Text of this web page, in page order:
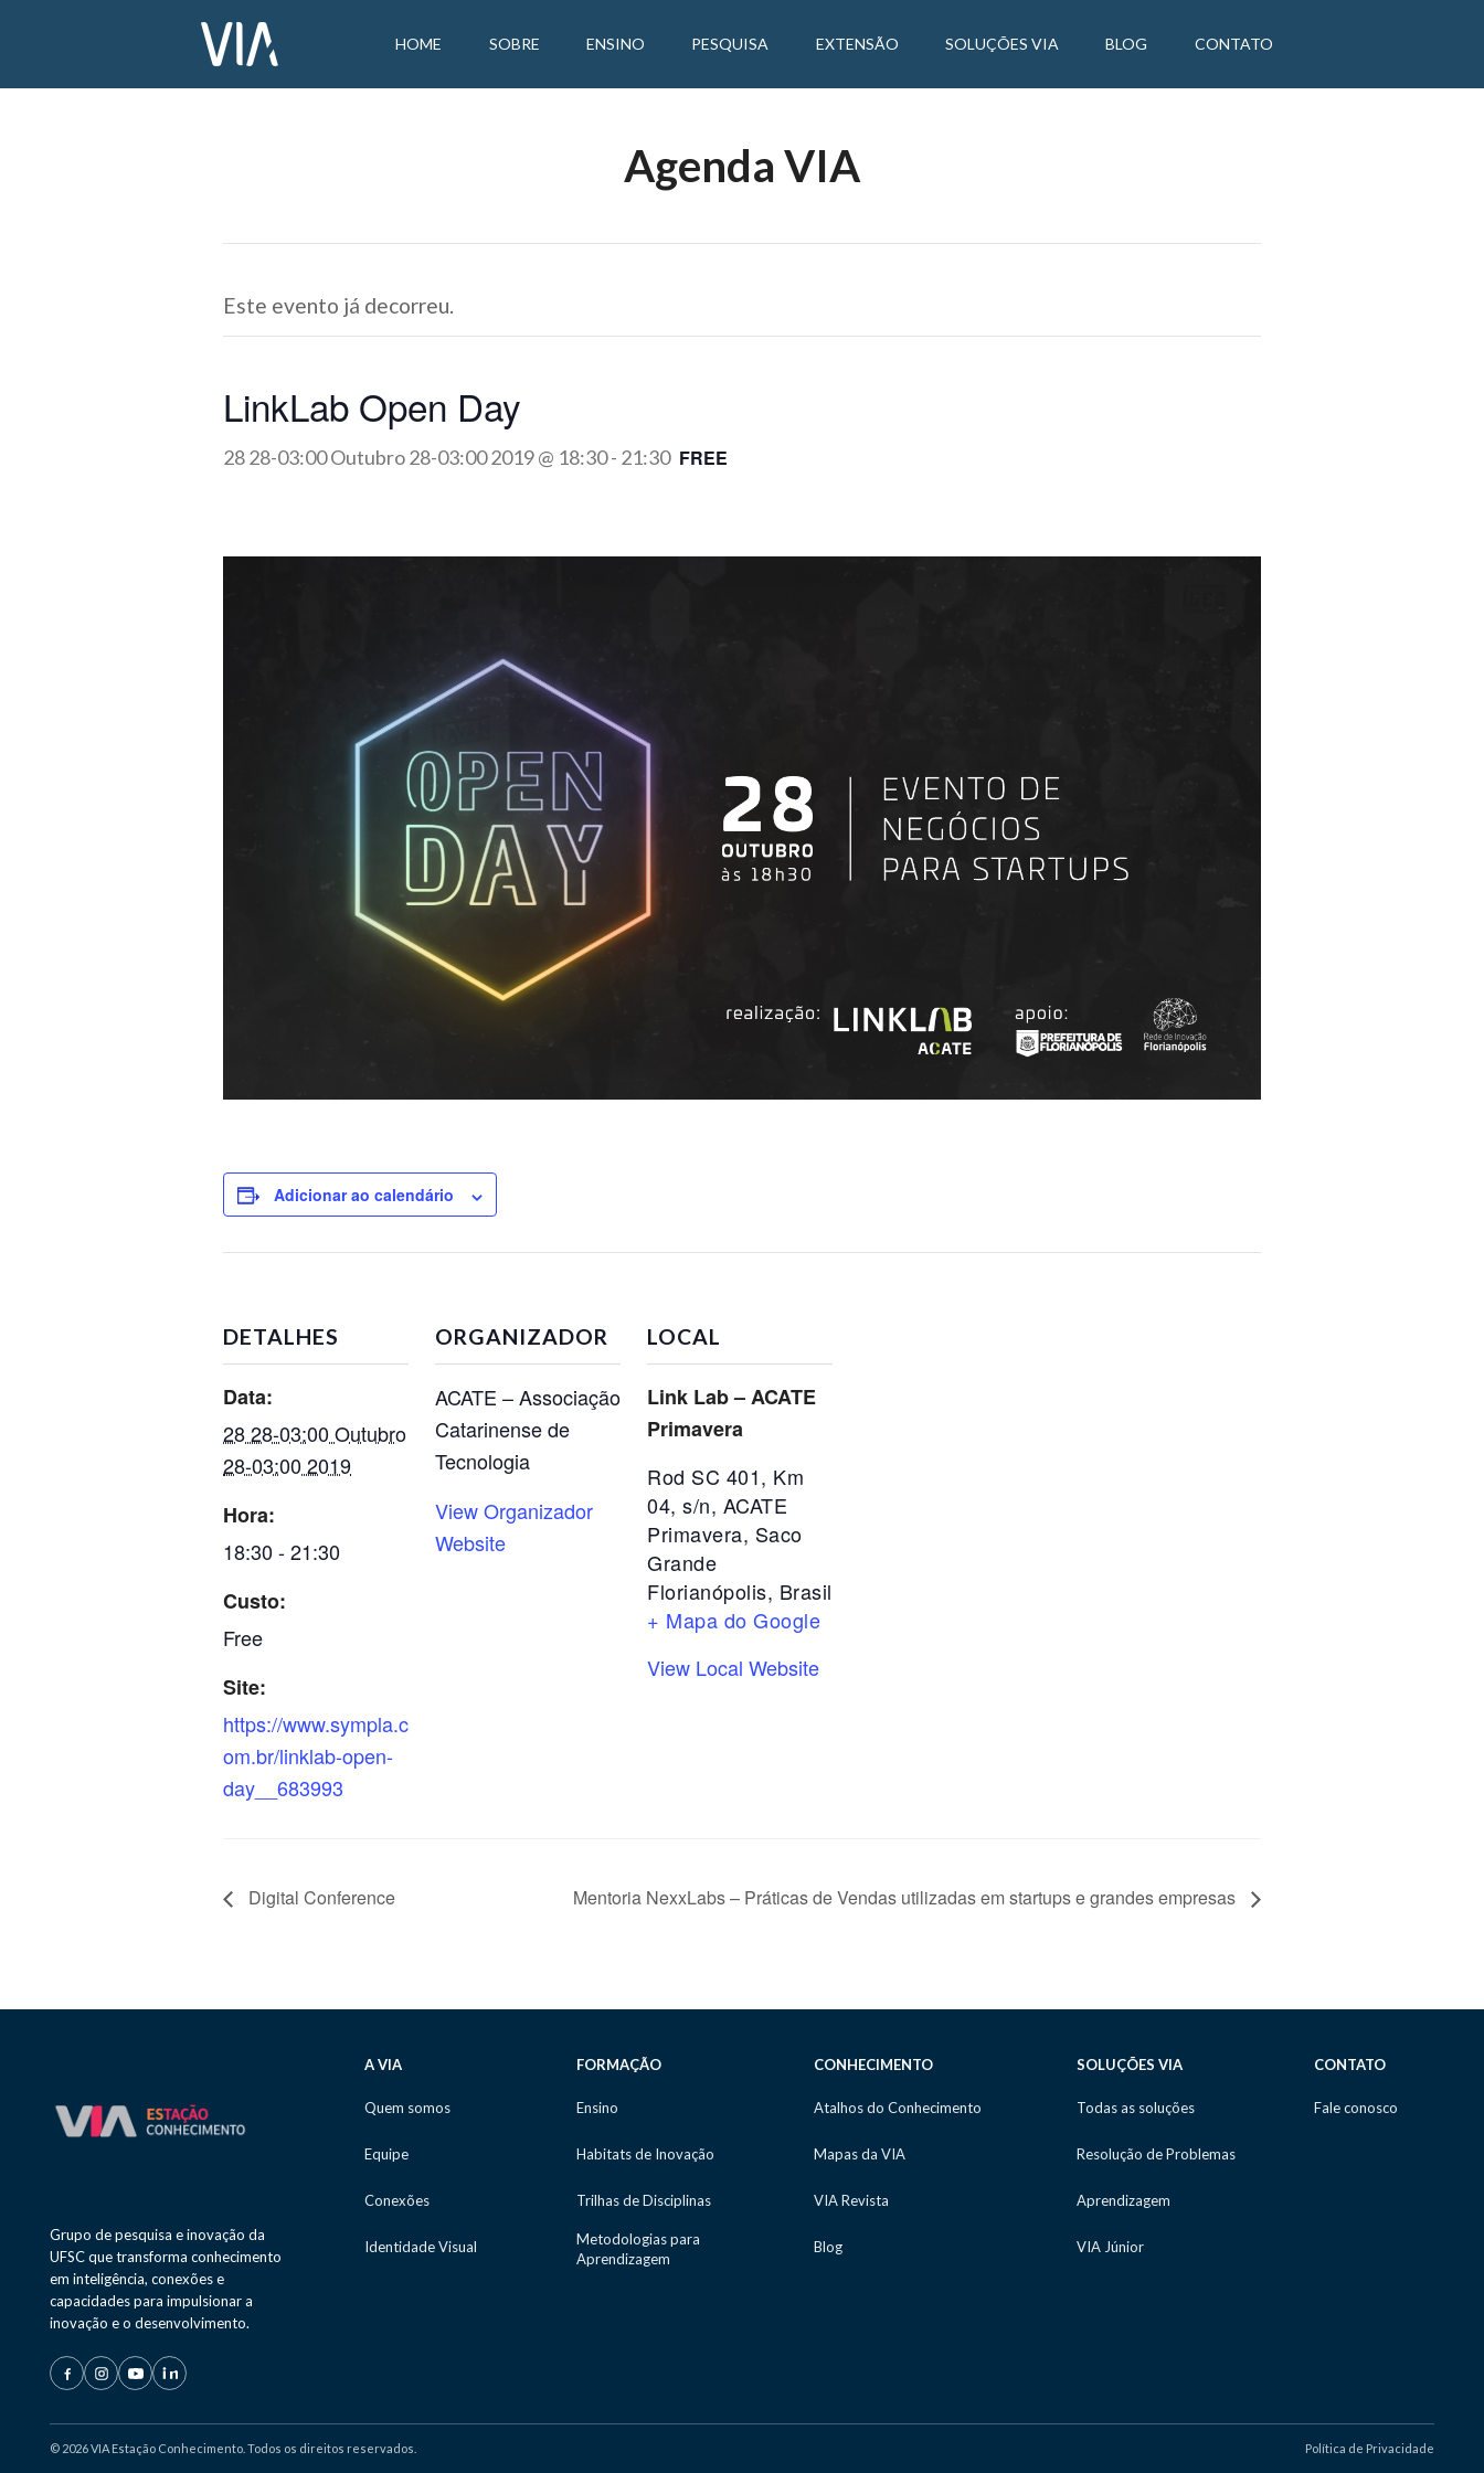
HOME SOBRE ENSINO PESQUISA EXTENSÃO SOLUÇÕES VIA BLOG CONTATO
Agenda VIA
Este evento já decorreu.
LinkLab Open Day
28 28-03:00 Outubro 28-03:00 2019 @ 18:30- 21:30 FREE
Adicionar ao calendário
DETALHES
Data:
28 28-03:00 Outubro
28-03:00 2019
Hora:
18:30 - 21:30
Custo:
Free
Site:
https://www.sympla.c
om.br/linklab-open-
day__683993
ORGANIZADOR
ACATE – Associação
Catarinense de
Tecnologia
View Organizador
Website
LOCAL
Link Lab – ACATE
Primavera
Rod SC 401, Km
04, s/n, ACATE
Primavera, Saco
Grande
Florianópolis, Brasil
+ Mapa do Google
View Local Website
Digital Conference Mentoria NexxLabs – Práticas de Vendas utilizadas em startups e grandes empresas
Grupo de pesquisa e inovação da
UFSC que transforma conhecimento
em inteligência, conexões e
capacidades para impulsionar a
inovação e o desenvolvimento.
A VIA
Quem somos
Equipe
Conexões
Identidade Visual
FORMAÇÃO
Ensino
Habitats de Inovação
Trilhas de Disciplinas
Metodologias para
Aprendizagem
CONHECIMENTO
Atalhos do Conhecimento
Mapas da VIA
VIA Revista
Blog
SOLUÇÕES VIA
Todas as soluções
Resolução de Problemas
Aprendizagem
VIA Júnior
CONTATO
Fale conosco
© 2026 VIA Estação Conhecimento. Todos os direitos reservados. Política de Privacidade